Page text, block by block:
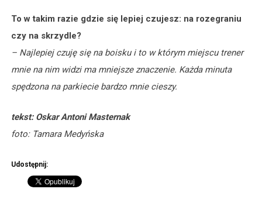
To w takim razie gdzie się lepiej czujesz: na rozegraniu
czy na skrzydle?
– Najlepiej czuję się na boisku i to w którym miejscu trener
mnie na nim widzi ma mniejsze znaczenie. Każda minuta
spędzona na parkiecie bardzo mnie cieszy.
tekst: Oskar Antoni Masternak
foto: Tamara Medyńska
Udostępnij: